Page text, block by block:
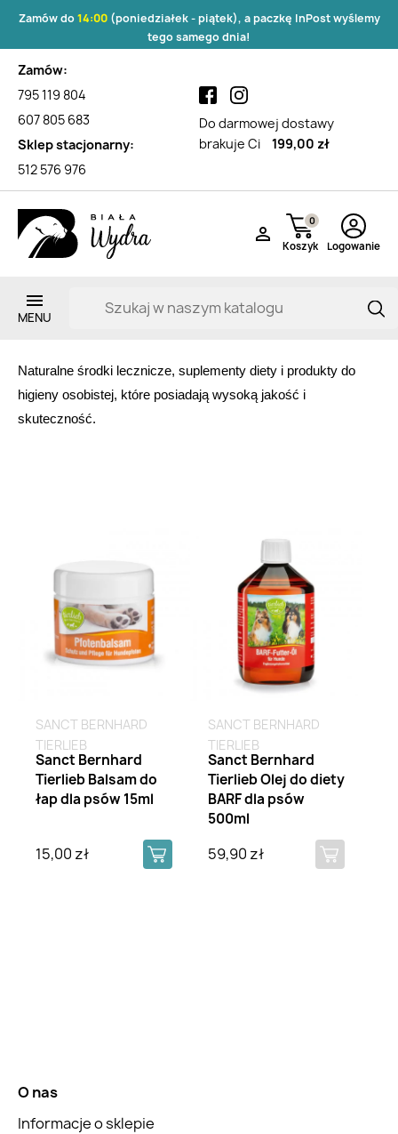
Zamów do14:00(poniedziałek - piątek), a paczkę InPost wyślemy
tego samego dnia!
Zamów:
795 119 804
607 805 683
Sklep stacjonarny:
512 576 976
Do darmowej dostawy
brakuje Ci
199,00 zł

Koszyk
0
Logowanie
Lista produktów marki Sanct
Bernhard Tierlieb
Naturalne środki lecznicze, suplementy diety i produkty do
higieny osobistej, które posiadają wysoką jakość i
skuteczność.
SANCT BERNHARD
TIERLIEB
Sanct Bernhard
Tierlieb Balsam do
łap dla psów 15ml
15,00 zł
SANCT BERNHARD
TIERLIEB
Sanct Bernhard
Tierlieb Olej do diety
BARF dla psów
500ml
59,90 zł
O nas
Informacje o sklepie